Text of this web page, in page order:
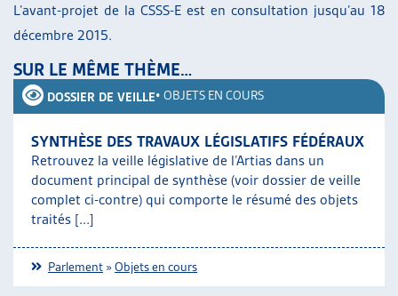
L’avant-projet de la CSSS-E est en consultation jusqu’au 18
décembre 2015.
SUR LE MÊME THÈME…
DOSSIER DE VEILLE• OBJETS EN COURS
SYNTHÈSE DES TRAVAUX LÉGISLATIFS FÉDÉRAUX
Retrouvez la veille législative de l’Artias dans un
document principal de synthèse (voir dossier de veille
complet ci-contre) qui comporte le résumé des objets
traités [...]
Parlement »Objets en cours